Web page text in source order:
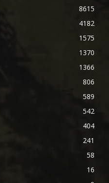
8615
4182
1575
1370
1366
806
589
542
404
241
58
16